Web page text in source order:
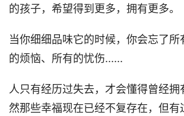
的孩子，希望得到更多，拥有更多。
当你细细品味它的时候，你会忘了所
的烦恼、所有的忧伤......
人只有经历过失去，才会懂得曾经拥
然那些幸福现在已经不复存在，但有